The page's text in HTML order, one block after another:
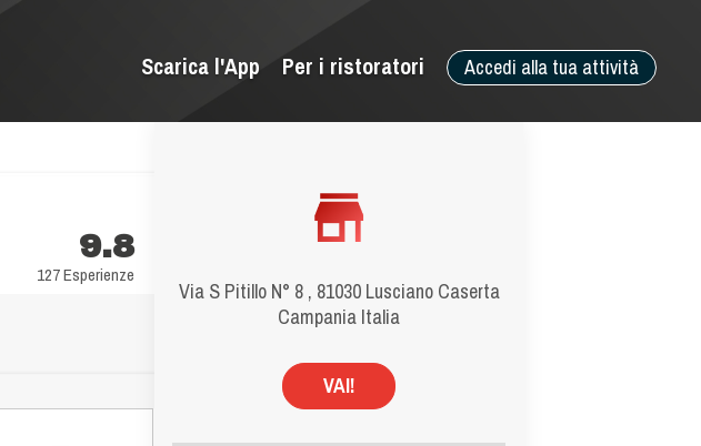
Accedi alla tua attività
Per i ristoratori
Scarica l'App
Via S Pitillo N° 8 , 81030 Lusciano Caserta
Campania Italia
VAI!
9.8
127 Esperienze